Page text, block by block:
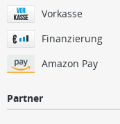
Vorkasse
Finanzierung
Amazon Pay
Partner